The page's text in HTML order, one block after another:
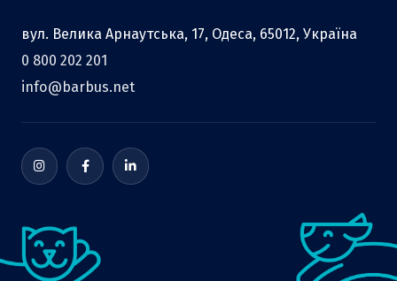
вул. Велика Арнаутська, 17, Одеса, 65012, Україна
0 800 202 201
info@barbus.net